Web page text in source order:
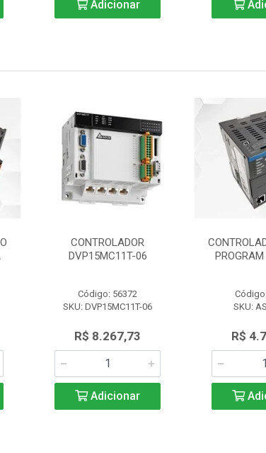
Adicionar
CONTROLADOR
DVP15MC11T-06
Código: 56372
SKU: DVP15MC11T-06
R$ 8.267,73
Adicionar
SKU:
R$